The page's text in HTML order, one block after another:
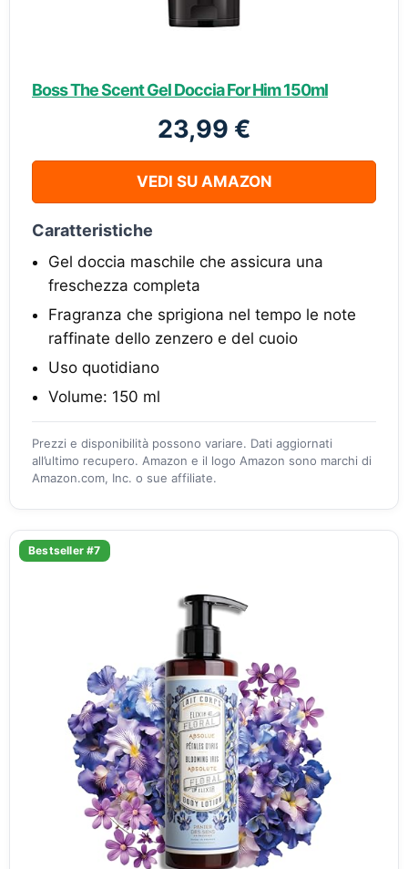
Boss The Scent Gel Doccia For Him 150ml
23,99 €
VEDI SU AMAZON
Caratteristiche
Gel doccia maschile che assicura una
freschezza completa
Fragranza che sprigiona nel tempo le note
raffinate dello zenzero e del cuoio
Uso quotidiano
Volume: 150 ml
Prezzi e disponibilità possono variare. Dati aggiornati
all’ultimo recupero. Amazon e il logo Amazon sono marchi di
Amazon.com, Inc. o sue affiliate.
Bestseller #7